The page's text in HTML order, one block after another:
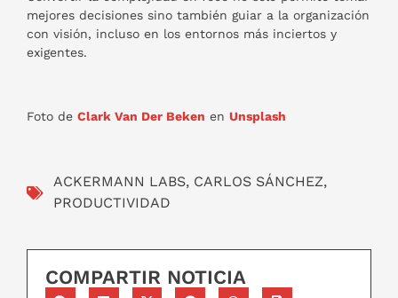
mejores decisiones sino también guiar a la organización
con visión, incluso en los entornos más inciertos y
exigentes.
Foto de Clark Van Der Beken en Unsplash
ACKERMANN LABS, CARLOS SÁNCHEZ,
PRODUCTIVIDAD
COMPARTIR NOTICIA